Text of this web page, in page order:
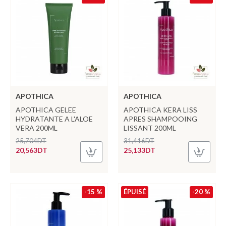
APOTHICA
APOTHICA GELEE
HYDRATANTE A L'ALOE
VERA 200ML
20,563DT
25,704DT
APOTHICA
APOTHICA KERA LISS
APRES SHAMPOOING
LISSANT 200ML
25,133DT
31,416DT
-15 % -20 %
ÉPUISÉ